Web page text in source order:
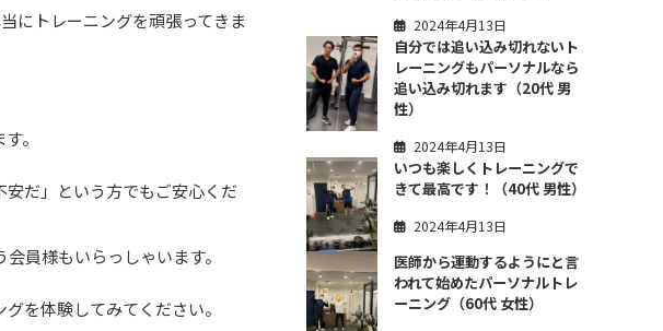
にトレーニングを頑張ってきま
。
安だ」という方でもご安心くだ
員様もいらっしゃいます。
を体験してみてください。
2024年4月13日
自分では追い込み切れないト
レーニングもパーソナルなら
追い込み切れます（20代 男
性）
2024年4月13日
いつも楽しくトレーニングで
きて最高です！（40代 男性）
2024年4月13日
医師から運動するようにと言
われて始めたパーソナルトレ
ーニング（60代 女性）